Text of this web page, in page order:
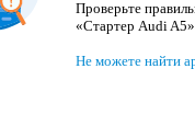
Проверьте
«Стартер Audi
Не можете найти